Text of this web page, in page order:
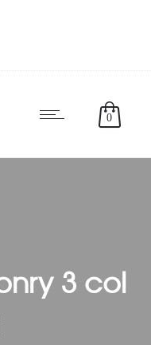
0
3 col